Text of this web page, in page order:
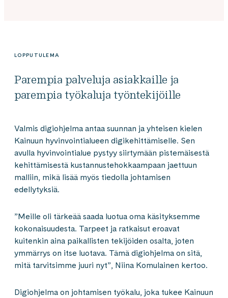
LOPPUTULEMA
Parempia palveluja asiakkaille ja
parempia työkaluja työntekijöille
Valmis digiohjelma antaa suunnan ja yhteisen kielen
Kainuun hyvinvointialueen digikehittämiselle. Sen
avulla hyvinvointialue pystyy siirtymään pistemäisestä
kehittämisestä kustannustehokkaampaan jaettuun
malliin, mikä lisää myös tiedolla johtamisen
edellytyksiä.
”Meille oli tärkeää saada luotua oma käsityksemme
kokonaisuudesta. Tarpeet ja ratkaisut eroavat
kuitenkin aina paikallisten tekijöiden osalta, joten
ymmärrys on itse luotava. Tämä digiohjelma on sitä,
mitä tarvitsimme juuri nyt”, Niina Komulainen kertoo.
Digiohjelma on johtamisen työkalu, joka tukee Kainuun